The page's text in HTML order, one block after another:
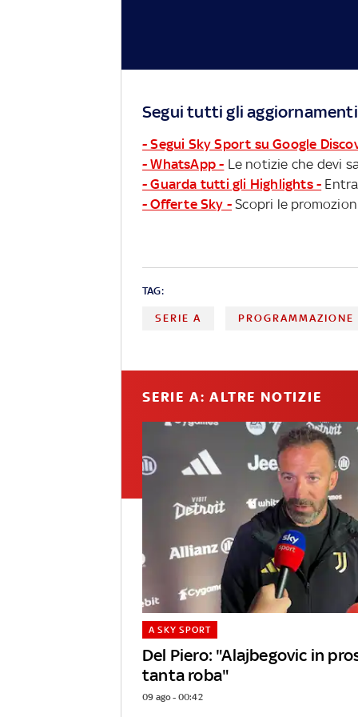
Segui tutti gli
- Segui Sky Sport su Google
- WhatsApp - Le notizie che devi
- Guarda tutti gli Highlights -
- Offerte Sky - Scopri le
TAG:
SERIE A
SERIE A: ALTRE NOTIZIE
Del Piero: "Alajbegovic in
tanta roba"
A SKY SPORT
09 ago - 00:42